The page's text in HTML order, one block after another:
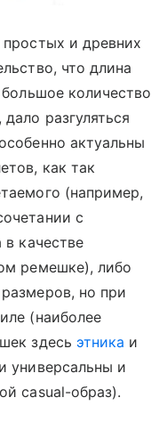
и древних
что длина
количество
разгуляться
актуальны
как так
(например,
с
качестве
ремешке), либо
но при
(наиболее
здесь этника и
универсальны и
casual-образ).